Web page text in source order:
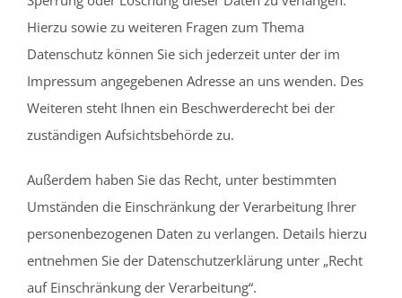
Hierzu sowie zu weiteren Fragen zum Thema
Datenschutz können Sie sich jederzeit unter der im
Impressum angegebenen Adresse an uns wenden. Des
Weiteren steht Ihnen ein Beschwerderecht bei der
zuständigen Aufsichtsbehörde zu.
Außerdem haben Sie das Recht, unter bestimmten
Umständen die Einschränkung der Verarbeitung Ihrer
personenbezogenen Daten zu verlangen. Details hierzu
entnehmen Sie der Datenschutzerklärung unter „Recht
auf Einschränkung der Verarbeitung“.